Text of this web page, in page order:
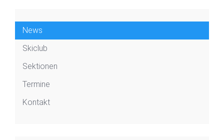
News
Skiclub
Sektionen
Termine
Kontakt